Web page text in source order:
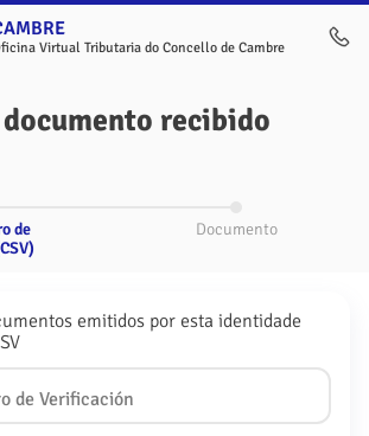
Virtual Tributaria do Concello de Cambre
recibido
de
Documento
emitidos por esta identidade
de Verificación